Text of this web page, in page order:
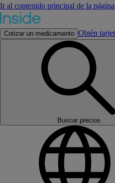
Ir al contenido principal de la página
Cotizar un medicamento Obtén
Buscar precios